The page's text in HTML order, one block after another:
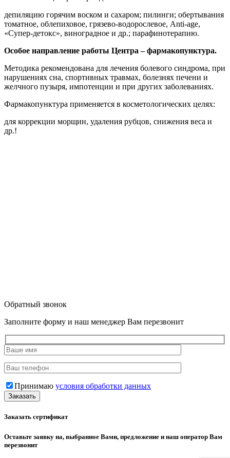
депиляцию горячим воском и сахаром; пилинги; обертывания
томатное, облепиховое, грязево-водорослевое, Anti-age,
«Супер-детокс», виноградное и др.; парафинотерапию.
Особое направление работы Центра – фармакопунктура.
Методика рекомендована для лечения болевого синдрома, при
нарушениях сна, спортивных травмах, болезнях печени и
желчного пузыря, импотенции и при других заболеваниях.
Фармакопунктура применяется в косметологических целях:
для коррекции морщин, удаления рубцов, снижения веса и
др.!
Обратный звонок
Заполните форму и наш менеджер Вам перезвонит
Принимаю условия обработки данных
Заказать сертификат
Оставьте заявку на, выбранное Вами, предложение и наш оператор Вам
перезвонит